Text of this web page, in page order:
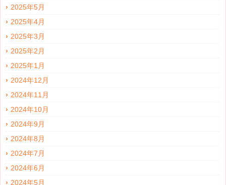
2025年5月
2025年4月
2025年3月
2025年2月
2025年1月
2024年12月
2024年11月
2024年10月
2024年9月
2024年8月
2024年7月
2024年6月
2024年5月